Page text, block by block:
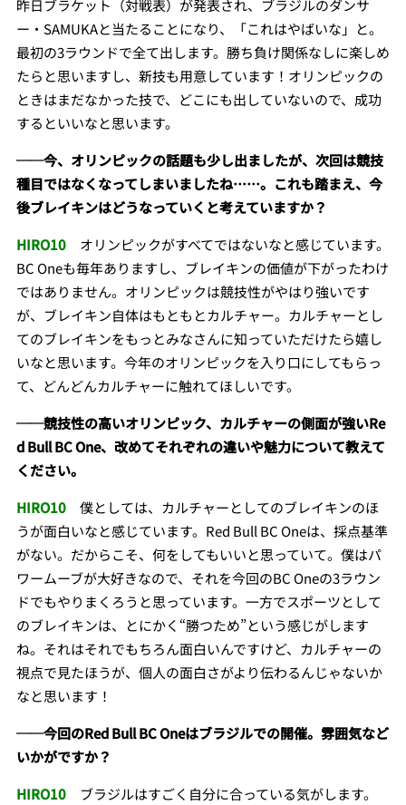
昨日ブラケット（対戦表）が発表され、ブラジルのダンサ
ー・SAMUKAと当たることになり、「これはやばいな」と。
最初の3ラウンドで全て出します。勝ち負け関係なしに楽しめ
たらと思いますし、新技も用意しています！オリンピックの
ときはまだなかった技で、どこにも出していないので、成功
するといいなと思います。
──今、オリンピックの話題も少し出ましたが、次回は競技
種目ではなくなってしまいましたね……。これも踏まえ、今
後ブレイキンはどうなっていくと考えていますか？
HIRO10オリンピックがすべてではないなと感じています。
BC Oneも毎年ありますし、ブレイキンの価値が下がったわけ
ではありません。オリンピックは競技性がやはり強いです
が、ブレイキン自体はもともとカルチャー。カルチャーとし
てのブレイキンをもっとみなさんに知っていただけたら嬉し
いなと思います。今年のオリンピックを入り口にしてもらっ
て、どんどんカルチャーに触れてほしいです。
──競技性の高いオリンピック、カルチャーの側面が強いRe
d Bull BC One、改めてそれぞれの違いや魅力について教えて
ください。
HIRO10僕としては、カルチャーとしてのブレイキンのほ
うが面白いなと感じています。Red Bull BC Oneは、採点基準
がない。だからこそ、何をしてもいいと思っていて。僕はパ
ワームーブが大好きなので、それを今回のBC Oneの3ラウン
ドでもやりまくろうと思っています。一方でスポーツとして
のブレイキンは、とにかく“勝つため”という感じがします
ね。それはそれでもちろん面白いんですけど、カルチャーの
視点で見たほうが、個人の面白さがより伝わるんじゃないか
なと思います！
──今回のRed Bull BC Oneはブラジルでの開催。雰囲気など
いかがですか？
HIRO10ブラジルはすごく自分に合っている気がします。